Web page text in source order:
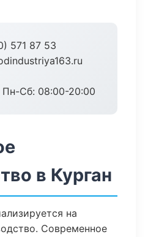
571 87 53
Пн-Сб: 08:00-20:00
в Курган
на
Современное